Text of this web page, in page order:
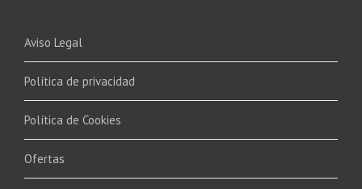
Aviso Legal
Política de privacidad
Política de Cookies
Ofertas